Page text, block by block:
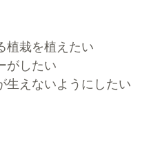
植栽を植えたい
がしたい
生えないようにしたい